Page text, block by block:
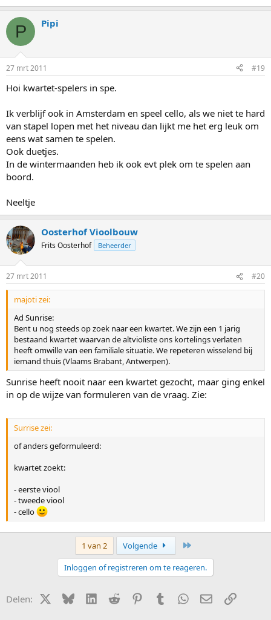
P Pipi
27 mrt 2011 #19
Hoi kwartet-spelers in spe.
Ik verblijf ook in Amsterdam en speel cello, als we niet te hard
van stapel lopen met het niveau dan lijkt me het erg leuk om
eens wat samen te spelen.
Ook duetjes.
In de wintermaanden heb ik ook evt plek om te spelen aan
boord.
Neeltje
Oosterhof Vioolbouw
Frits Oosterhof Beheerder
27 mrt 2011 #20
majoti zei:
Ad Sunrise:
Bent u nog steeds op zoek naar een kwartet. We zijn een 1 jarig
bestaand kwartet waarvan de altvioliste ons kortelings verlaten
heeft omwille van een familiale situatie. We repeteren wisselend bij
iemand thuis (Vlaams Brabant, Antwerpen).
Sunrise heeft nooit naar een kwartet gezocht, maar ging enkel
in op de wijze van formuleren van de vraag. Zie:
Surrise zei:
of anders geformuleerd:
kwartet zoekt:
- eerste viool
- tweede viool
- cello
1 van 2 Volgende
Inloggen of registreren om te reageren.
Delen: X (Twitter)
BlueskyLinkedIn
Reddit PinterestTumblr WhatsApp
E-mailLink